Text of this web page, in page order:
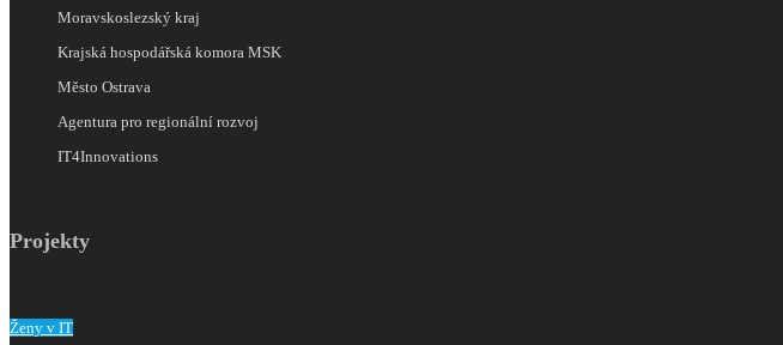
Moravskoslezský kraj
Krajská hospodářská komora MSK
Město Ostrava
Agentura pro regionální rozvoj
IT4Innovations
Projekty
Ženy v IT